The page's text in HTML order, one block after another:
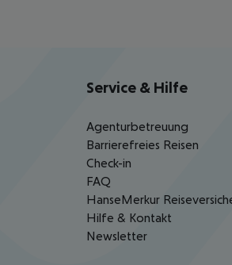
Service & Hilfe
Agenturbetreuung
Barrierefreies Reisen
Check-in
FAQ
HanseMerkur
Hilfe & Kontakt
Newsletter